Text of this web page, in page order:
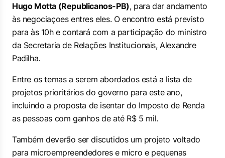
Hugo Motta (Republicanos-PB), para dar andamento
às negociaçoes entres eles. O encontro está previsto
para às 10h e contará com a participação do ministro
da Secretaria de Relações Institucionais, Alexandre
Padilha.
Entre os temas a serem abordados está a lista de
projetos prioritários do governo para este ano,
incluindo a proposta de isentar do Imposto de Renda
as pessoas com ganhos de até R$ 5 mil.
Também deverão ser discutidos um projeto voltado
para microempreendedores e micro e pequenas